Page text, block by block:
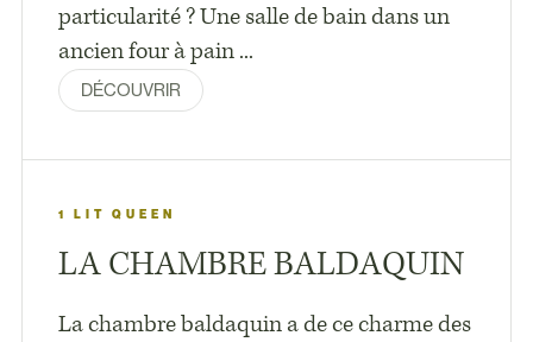
particularité ? Une salle de bain dans un
ancien four à pain ...
DÉCOUVRIR
1 LIT QUEEN
LA CHAMBRE BALDAQUIN
La chambre baldaquin a de ce charme des